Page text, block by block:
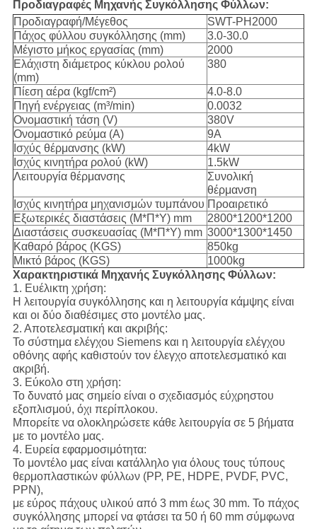
Προδιαγραφές Μηχανής Συγκόλλησης Φύλλων:
Προδιαγραφή/Μέγεθος
SWT-PH2000
Πάχος φύλλου συγκόλλησης (mm)
3.0-30.0
Μέγιστο μήκος εργασίας (mm)
2000
Ελάχιστη διάμετρος κύκλου ρολού
(mm)
380
Πίεση αέρα (kgf/cm²)
4.0-8.0
Πηγή ενέργειας (m³/min)
0.0032
Ονομαστική τάση (V)
380V
Ονομαστικό ρεύμα (A)
9A
Ισχύς θέρμανσης (kW)
4kW
Ισχύς κινητήρα ρολού (kW)
1.5kW
Λειτουργία θέρμανσης
Συνολική
θέρμανση
Ισχύς κινητήρα μηχανισμών τυμπάνου Προαιρετικό
Εξωτερικές διαστάσεις (Μ*Π*Υ) mm
2800*1200*1200
Διαστάσεις συσκευασίας (Μ*Π*Υ) mm 3000*1300*1450
Καθαρό βάρος (KGS)
850kg
Μικτό βάρος (KGS)
1000kg
Χαρακτηριστικά Μηχανής Συγκόλλησης Φύλλων:
1. Ευέλικτη χρήση:
Η λειτουργία συγκόλλησης και η λειτουργία κάμψης είναι
και οι δύο διαθέσιμες στο μοντέλο μας.
2. Αποτελεσματική και ακριβής:
Το σύστημα ελέγχου Siemens και η λειτουργία ελέγχου
οθόνης αφής καθιστούν τον έλεγχο αποτελεσματικό και
ακριβή.
3. Εύκολο στη χρήση:
Το δυνατό μας σημείο είναι ο σχεδιασμός εύχρηστου
εξοπλισμού, όχι περίπλοκου.
Μπορείτε να ολοκληρώσετε κάθε λειτουργία σε 5 βήματα
με το μοντέλο μας.
4. Ευρεία εφαρμοσιμότητα:
Το μοντέλο μας είναι κατάλληλο για όλους τους τύπους
θερμοπλαστικών φύλλων (PP, PE, HDPE, PVDF, PVC,
PPN),
με εύρος πάχους υλικού από 3 mm έως 30 mm. Το πάχος
συγκόλλησης μπορεί να φτάσει τα 50 ή 60 mm σύμφωνα